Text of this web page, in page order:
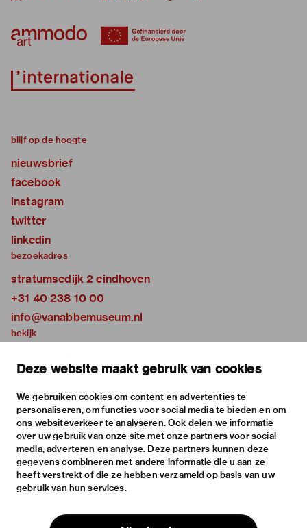
Deze website maakt gebruik van cookies
We gebruiken cookies om content en advertenties te
personaliseren, om functies voor social media te bieden en om
ons websiteverkeer te analyseren. Ook delen we informatie
over uw gebruik van onze site met onze partners voor social
media, adverteren en analyse. Deze partners kunnen deze
gegevens combineren met andere informatie die u aan ze
heeft verstrekt of die ze hebben verzameld op basis van uw
gebruik van hun services.
blijf op de hoogte
nieuwsbrief
facebook
instagram
twitter
linkedin
bezoekadres
stratumsedijk 2 eindhoven
+31 40 238 10 00
info@vanabbemuseum.nl
bekijk
activiteiten
praktische informatie
over
het museum
de collectie
fondsen & partners